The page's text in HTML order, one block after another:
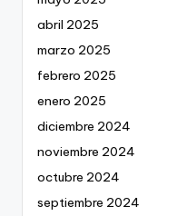
abril 2025
marzo 2025
febrero 2025
enero 2025
diciembre 2024
noviembre 2024
octubre 2024
septiembre 2024